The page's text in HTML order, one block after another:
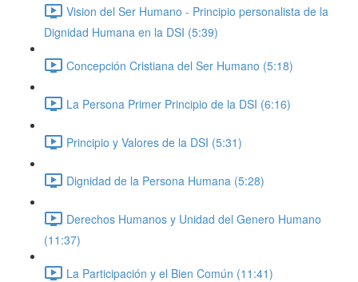
Vision del Ser Humano - Principio personalista de la
Dignidad Humana en la DSI (5:39)
Concepción Cristiana del Ser Humano (5:18)
La Persona Primer Principio de la DSI (6:16)
Principio y Valores de la DSI (5:31)
Dignidad de la Persona Humana (5:28)
Derechos Humanos y Unidad del Genero Humano
(11:37)
La Participación y el Bien Común (11:41)